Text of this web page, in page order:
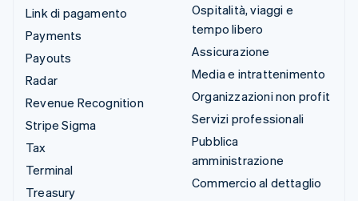
Link di pagamento
Payments
Payouts
Radar
Revenue Recognition
Stripe Sigma
Tax
Terminal
Treasury
Ospitalità, viaggi e
tempo libero
Assicurazione
Media e intrattenimento
Organizzazioni non profit
Servizi professionali
Pubblica
amministrazione
Commercio al dettaglio